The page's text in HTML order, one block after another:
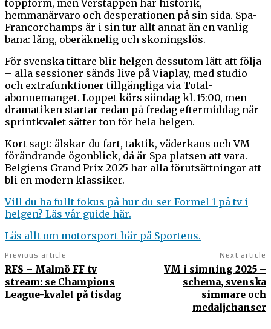
toppform, men Verstappen har historik,
hemmanärvaro och desperationen på sin sida. Spa-
Francorchamps är i sin tur allt annat än en vanlig
bana: lång, oberäknelig och skoningslös.
För svenska tittare blir helgen dessutom lätt att följa
– alla sessioner sänds live på Viaplay, med studio
och extrafunktioner tillgängliga via Total-
abonnemanget. Loppet körs söndag kl. 15:00, men
dramatiken startar redan på fredag eftermiddag när
sprintkvalet sätter ton för hela helgen.
Kort sagt: älskar du fart, taktik, väderkaos och VM-
förändrande ögonblick, då är Spa platsen att vara.
Belgiens Grand Prix 2025 har alla förutsättningar att
bli en modern klassiker.
Vill du ha fullt fokus på hur du ser Formel 1 på tv i
helgen? Läs vår guide här.
Läs allt om motorsport här på Sportens.
Previous article
RFS – Malmö FF tv
stream: se Champions
League-kvalet på tisdag
Next article
VM i simning 2025 –
schema, svenska
simmare och
medaljchanser